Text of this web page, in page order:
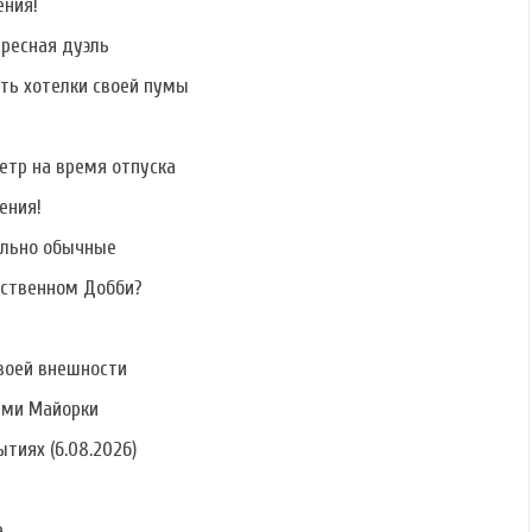
дуэль
хотелки своей пумы
на время отпуска
обычные
Добби?
внешности
Майорки
(6.08.2026)